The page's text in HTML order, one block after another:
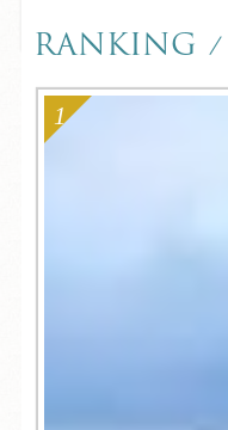
RANKING /